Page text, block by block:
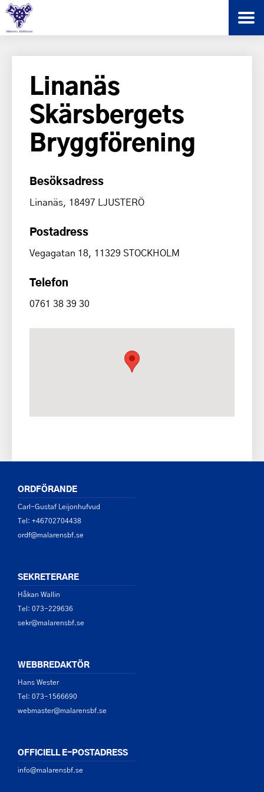
Linanäs
Skärsbergets
Bryggförening
Besöksadress
Linanäs, 18497 LJUSTERÖ
Postadress
Vegagatan 18, 11329 STOCKHOLM
Telefon
0761 38 39 30
ORDFÖRANDE
Carl-Gustaf Leijonhufvud
Tel: +46702704438
ordf@malarensbf.se
SEKRETERARE
Håkan Wallin
Tel: 073-229636
sekr@malarensbf.se
WEBBREDAKTÖR
Hans Wester
Tel: 073-1566690
webmaster@malarensbf.se
OFFICIELL E-POSTADRESS
info@malarensbf.se